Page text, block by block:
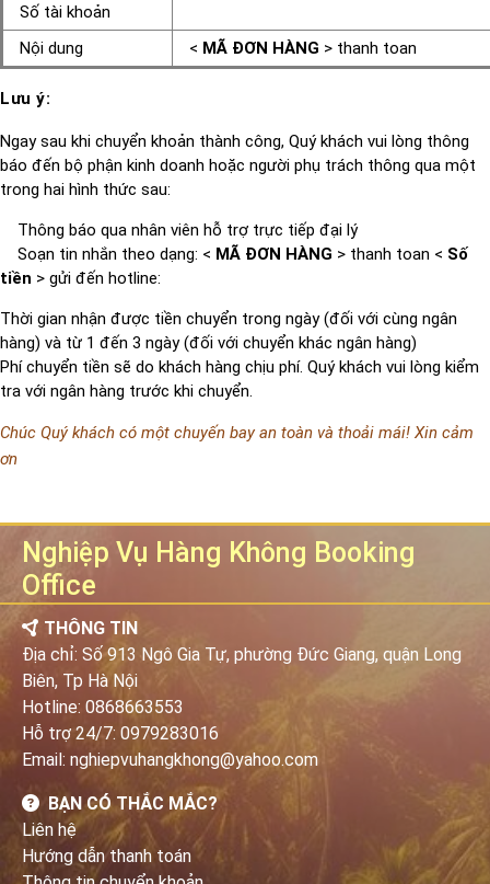
Số tài khoản
Nội dung
< MÃ ĐƠN HÀNG > thanh toan
Lưu ý:
Ngay sau khi chuyển khoản thành công, Quý khách vui lòng thông
báo đến bộ phận kinh doanh hoặc người phụ trách thông qua một
trong hai hình thức sau:
Thông báo qua nhân viên hỗ trợ trực tiếp đại lý
Soạn tin nhắn theo dạng: < MÃ ĐƠN HÀNG > thanh toan < Số
tiền > gửi đến hotline:
Thời gian nhận được tiền chuyển trong ngày (đối với cùng ngân
hàng) và từ 1 đến 3 ngày (đối với chuyển khác ngân hàng)
Phí chuyển tiền sẽ do khách hàng chịu phí. Quý khách vui lòng kiểm
tra với ngân hàng trước khi chuyển.
Chúc Quý khách có một chuyến bay an toàn và thoải mái! Xin cảm
ơn
Nghiệp Vụ Hàng Không Booking
Office
THÔNG TIN
Địa chỉ: Số 913 Ngô Gia Tự, phường Đức Giang, quận Long
Biên, Tp Hà Nội
Hotline: 0868663553
Hỗ trợ 24/7: 0979283016
Email: nghiepvuhangkhong@yahoo.com
BẠN CÓ THẮC MẮC?
Liên hệ
Hướng dẫn thanh toán